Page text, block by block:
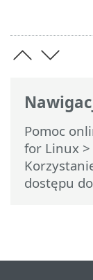
Pomoc
for Linux >
dostępu